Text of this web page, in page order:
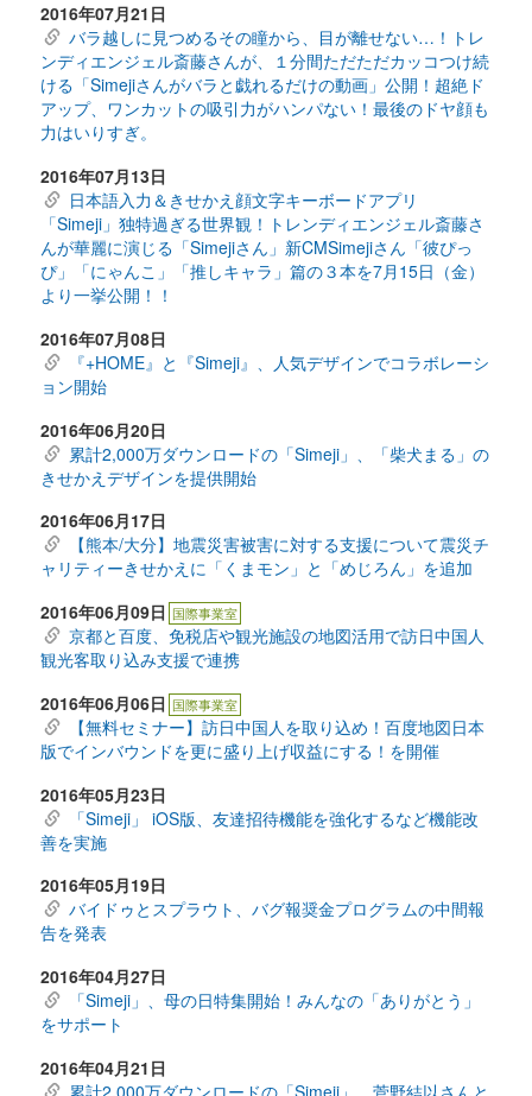
2016年07月21日
バラ越しに見つめるその瞳から、目が離せない…！トレ
ンディエンジェル斎藤さんが、１分間ただただカッコつけ続
ける「Simejiさんがバラと戯れるだけの動画」公開！超絶ド
アップ、ワンカットの吸引力がハンパない！最後のドヤ顔も
力はいりすぎ。
2016年07月13日
日本語入力＆きせかえ顔文字キーボードアプリ
「Simeji」独特過ぎる世界観！トレンディエンジェル斎藤さ
んが華麗に演じる「Simejiさん」新CMSimejiさん「彼ぴっ
ぴ」「にゃんこ」「推しキャラ」篇の３本を7月15日（金）
より一挙公開！！
2016年07月08日
『+HOME』と『Simeji』、人気デザインでコラボレーシ
ョン開始
2016年06月20日
累計2,000万ダウンロードの「Simeji」、「柴犬まる」の
きせかえデザインを提供開始
2016年06月17日
【熊本/大分】地震災害被害に対する支援について震災チ
ャリティーきせかえに「くまモン」と「めじろん」を追加
2016年06月09日 国際事業室
京都と百度、免税店や観光施設の地図活用で訪日中国人
観光客取り込み支援で連携
2016年06月06日 国際事業室
【無料セミナー】訪日中国人を取り込め！百度地図日本
版でインバウンドを更に盛り上げ収益にする！を開催
2016年05月23日
「Simeji」 iOS版、友達招待機能を強化するなど機能改
善を実施
2016年05月19日
バイドゥとスプラウト、バグ報奨金プログラムの中間報
告を発表
2016年04月27日
「Simeji」、母の日特集開始！みんなの「ありがとう」
をサポート
2016年04月21日
累計2,000万ダウンロードの「Simeji」、菅野結以さんと